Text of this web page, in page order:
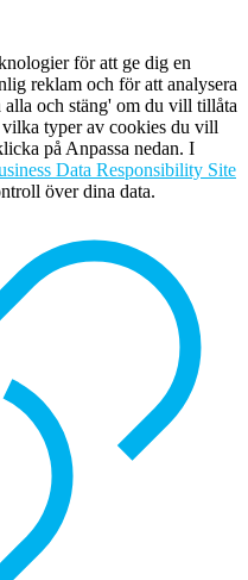
för att ge dig en
reklam och för att analysera
och stäng' om du vill tillåta
typer av cookies du vill
på Anpassa nedan. I
Data Responsibility Site
över dina data.